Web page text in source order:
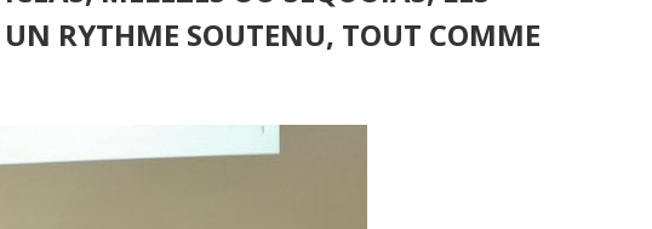
UN RYTHME SOUTENU, TOUT COMME